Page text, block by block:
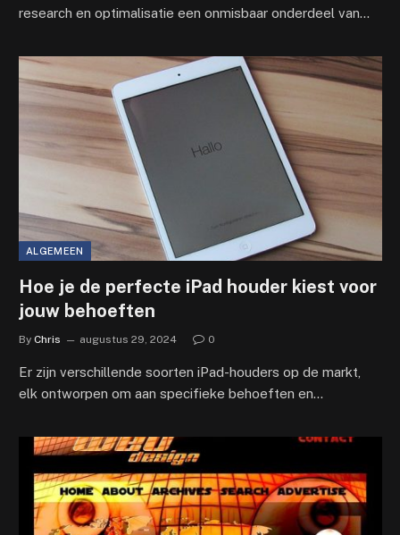
research en optimalisatie een onmisbaar onderdeel van…
ALGEMEEN
Hoe je de perfecte iPad houder kiest voor
jouw behoeften
By Chris augustus 29, 2024 0
Er zijn verschillende soorten iPad-houders op de markt,
elk ontworpen om aan specifieke behoeften en…